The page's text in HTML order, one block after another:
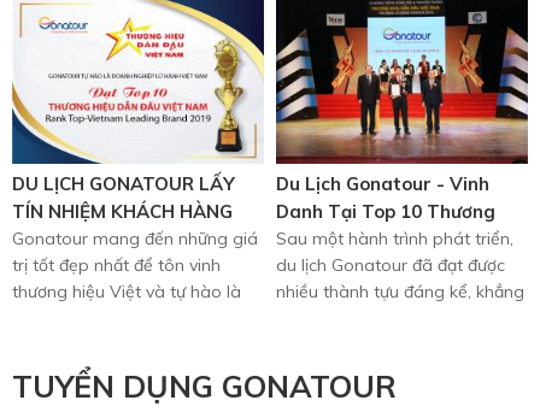
...
DU LỊCH GONATOUR LẤY
TÍN NHIỆM KHÁCH HÀNG
LÀM THƯỚC ĐO THƯƠNG
HIỆU
Gonatour mang đến những giá
trị tốt đẹp nhất để tôn vinh
thương hiệu Việt và tự hào là
Du Lịch Gonatour - Vinh
Danh Tại Top 10 Thương
Hiệu Dẫn Đầu Việt Nam
2019
Sau một hành trình phát triển,
du lịch Gonatour đã đạt được
nhiều thành tựu đáng kể, khẳng
TUYỂN DỤNG GONATOUR